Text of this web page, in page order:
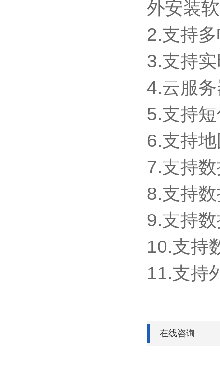
外安装
2.支持
3.支持
4.云服
5.支持
6.支持
7.支持
8.支持
9.支持
10.支持
11.支持
在线咨询